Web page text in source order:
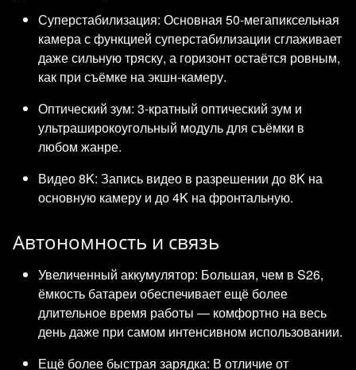
Суперстабилизация: Основная 50-мегапиксельная
камера с функцией суперстабилизации сглаживает
даже сильную тряску, а горизонт остаётся ровным,
как при съёмке на экшн-камеру.
Оптический зум: 3-кратный оптический зум и
ультраширокоугольный модуль для съёмки в
любом жанре.
Видео 8K: Запись видео в разрешении до 8K на
основную камеру и до 4K на фронтальную.
Автономность и связь
Увеличенный аккумулятор: Большая, чем в S26,
ёмкость батареи обеспечивает ещё более
длительное время работы — комфортно на весь
день даже при самом интенсивном использовании.
Ещё более быстрая зарядка: В отличие от